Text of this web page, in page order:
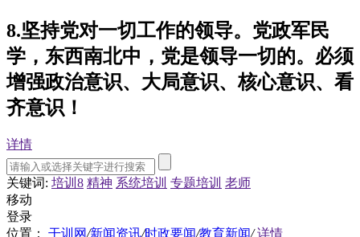
8.坚持党对一切工作的领导。党政军民
学，东西南北中，党是领导一切的。必须
增强政治意识、大局意识、核心意识、看
齐意识！
详情
关键词: 培训8 精神 系统培训 专题培训 老师
移动
登录
位置：
干训网/新闻资讯/时政要闻/教育新闻/ 详情